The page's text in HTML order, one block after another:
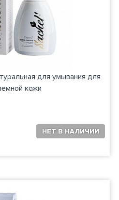
для умывания для
кожи